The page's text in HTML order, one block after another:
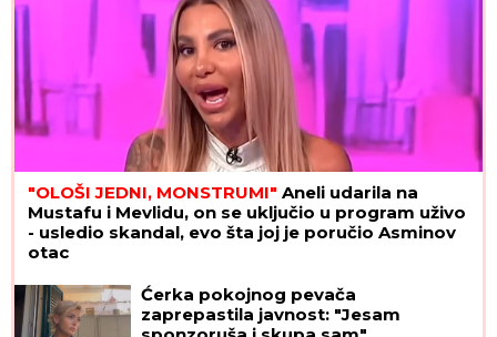
"OLOŠI JEDNI, MONSTRUMI" Aneli udarila na
Mustafu i Mevlidu, on se uključio u program uživo
- usledio skandal, evo šta joj je poručio Asminov
otac
Ćerka pokojnog pevača
zaprepastila javnost: "Jesam